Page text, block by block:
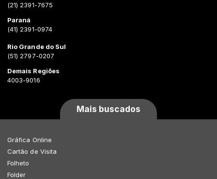
(21) 2391-7675
Paraná
(41) 2391-0974
Rio Grande do Sul
(51) 2797-0207
Demais Regiões
4003-9016
Mais buscados
Gráfica Online
Cartão de Visita
Folheto
Folder